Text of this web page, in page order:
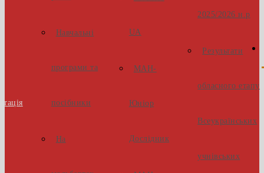
Навчальні
програми та
посібники
На
UA
МАН-
Юніор
Дослідник
2025/2026 н.р
Результати
обласного етапу
Всеукраїнських
учнівських